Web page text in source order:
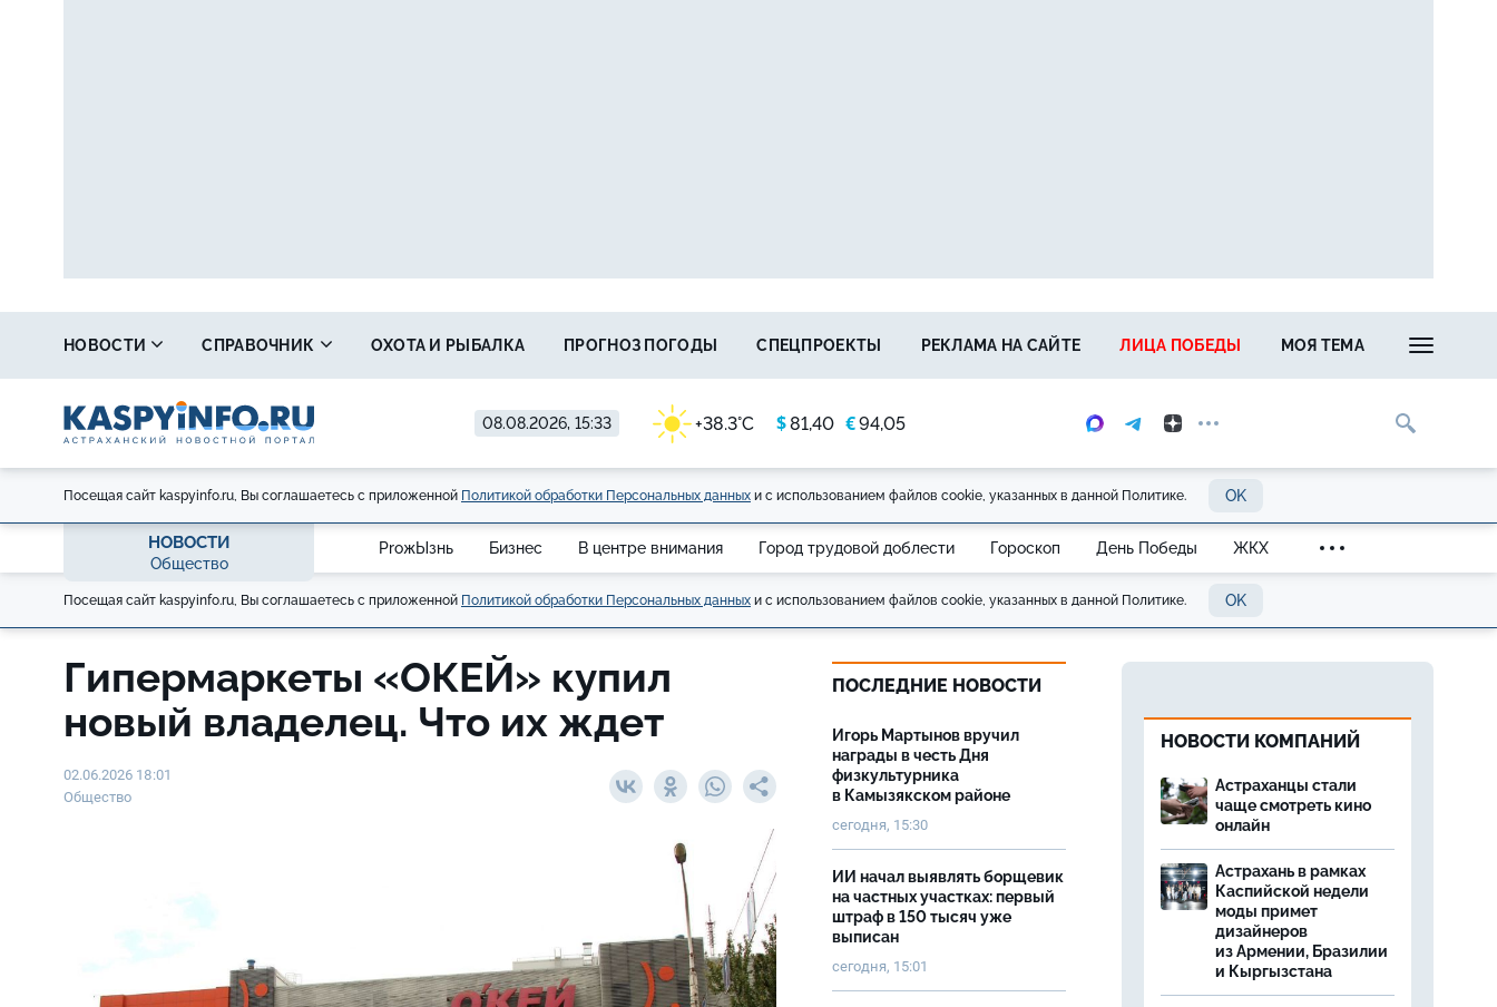
08.08.2026, 15:33 +38.3°C $81,40 €94,05
НОВОСТИ СПРАВОЧНИК ОХОТА И РЫБАЛКА ПРОГНОЗ ПОГОДЫ СПЕЦПРОЕКТЫ РЕКЛАМА НА САЙТЕ ЛИЦА ПОБЕДЫ МОЯ ТЕМА
Посещая сайт kaspyinfo.ru, Вы соглашаетесь с приложенной Политикой обработки Персональных данных и с использованием файлов cookie, указанных в данной Политике. OK
НОВОСТИ
Общество
ProжЫзнь Бизнес В центре внимания Город трудовой доблести Гороскоп День Победы ЖКХ
Посещая сайт kaspyinfo.ru, Вы соглашаетесь с приложенной Политикой обработки Персональных данных и с использованием файлов cookie, указанных в данной Политике. OK
Гипермаркеты «ОКЕЙ» купил
новый владелец. Что их ждет
02.06.2026 18:01
Общество
ПОСЛЕДНИЕ НОВОСТИ
Игорь Мартынов вручил
награды в честь Дня
физкультурника
в Камызякском районе
сегодня, 15:30
ИИ начал выявлять борщевик
на частных участках: первый
штраф в 150 тысяч уже
выписан
сегодня, 15:01
НОВОСТИ КОМПАНИЙ
Астраханцы стали
чаще смотреть кино
онлайн
Астрахань в рамках
Каспийской недели
моды примет
дизайнеров
из Армении, Бразилии
и Кыргызстана